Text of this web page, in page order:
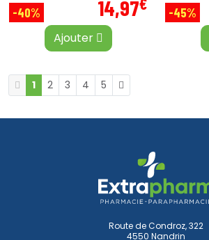
-40% 14,97
Ajouter
-45%
1 2 3 4 5
Route de Condroz, 322
4550 Nandrin